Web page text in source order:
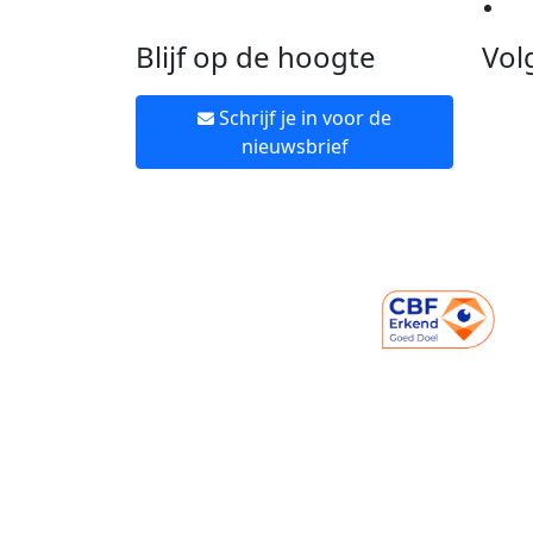
Blijf op de hoogte
Schrijf je in voor de
nieuwsbrief